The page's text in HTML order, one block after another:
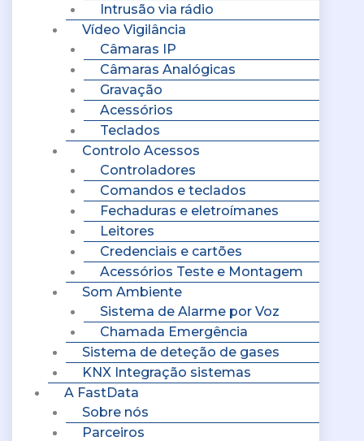
Intrusão via rádio
Vídeo Vigilância
Câmaras IP
Câmaras Analógicas
Gravação
Acessórios
Teclados
Controlo Acessos
Controladores
Comandos e teclados
Fechaduras e eletroímanes
Leitores
Credenciais e cartões
Acessórios Teste e Montagem
Som Ambiente
Sistema de Alarme por Voz
Chamada Emergência
Sistema de deteção de gases
KNX Integração sistemas
A FastData
Sobre nós
Parceiros